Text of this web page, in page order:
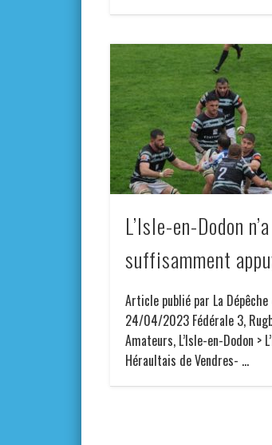
L’Isle-en-Dodon
suffisamment
Article publié par La
24/04/2023 Fédérale 3,
Amateurs, L’Isle-en-Dodon >
Héraultais de Vendres- …